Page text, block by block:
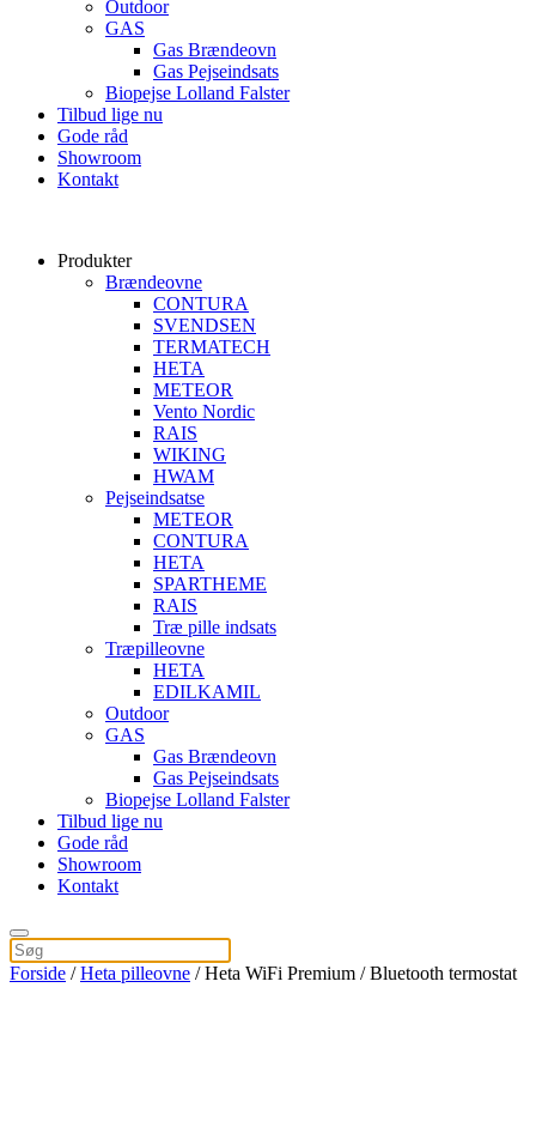
Outdoor
GAS
Gas Brændeovn
Gas Pejseindsats
Biopejse Lolland Falster
Tilbud lige nu
Gode råd
Showroom
Kontakt
Produkter
Brændeovne
CONTURA
SVENDSEN
TERMATECH
HETA
METEOR
Vento Nordic
RAIS
WIKING
HWAM
Pejseindsatse
METEOR
CONTURA
HETA
SPARTHEME
RAIS
Træ pille indsats
Træpilleovne
HETA
EDILKAMIL
Outdoor
GAS
Gas Brændeovn
Gas Pejseindsats
Biopejse Lolland Falster
Tilbud lige nu
Gode råd
Showroom
Kontakt
Forside /Heta pilleovne / Heta WiFi Premium / Bluetooth termostat